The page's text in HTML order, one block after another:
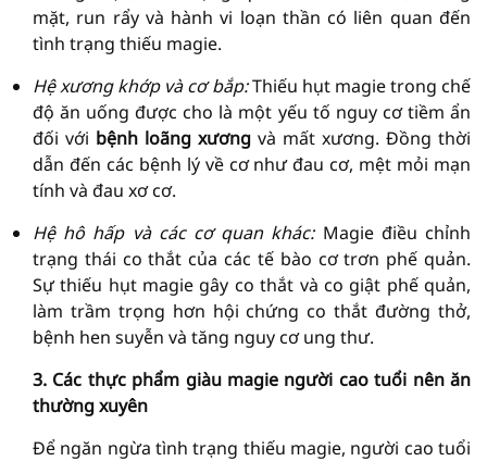
mặt, run rẩy và hành vi loạn thần có liên quan đến
tình trạng thiếu magie.
Hệ xương khớp và cơ bắp:Thiếu hụt magie trong chế
độ ăn uống được cho là một yếu tố nguy cơ tiềm ẩn
đối với bệnh loãng xương và mất xương. Đồng thời
dẫn đến các bệnh lý về cơ như đau cơ, mệt mỏi mạn
tính và đau xơ cơ.
Hệ hô hấp và các cơ quan khác:Magie điều chỉnh
trạng thái co thắt của các tế bào cơ trơn phế quản.
Sự thiếu hụt magie gây co thắt và co giật phế quản,
làm trầm trọng hơn hội chứng co thắt đường thở,
bệnh hen suyễn và tăng nguy cơ ung thư.
3. Các thực phẩm giàu magie người cao tuổi nên ăn
thường xuyên
Để ngăn ngừa tình trạng thiếu magie, người cao tuổi